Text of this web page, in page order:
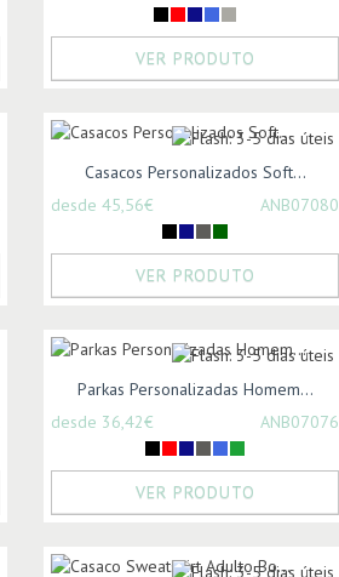
VER PRODUTO
Casacos Personalizados Soft...
desde 45,56€
ANB07080
VER PRODUTO
Parkas Personalizadas Homem...
desde 36,42€
ANB07076
VER PRODUTO